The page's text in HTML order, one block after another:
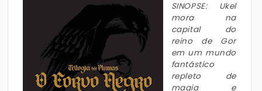
SINOPSE: Ukel
mora na
capital do
reino de Gor
em um mundo
fantástico
repleto de
magia e